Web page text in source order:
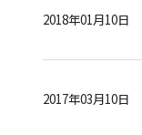
2018年01月10日
2017年03月10日